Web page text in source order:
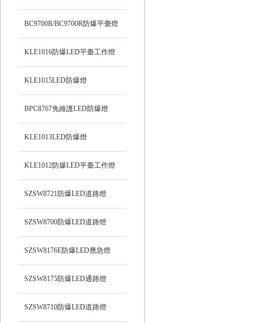
BC9700R/BC9700R防爆平臺燈
KLE1016防爆LED平臺工作燈
KLE1015LED防爆燈
BPC8767免維護LED防爆燈
KLE1013LED防爆燈
KLE1012防爆LED平臺工作燈
SZSW8721防爆LED道路燈
SZSW8700防爆LED道路燈
SZSW8176E防爆LED應急燈
SZSW8175防爆LED通路燈
SZSW8710防爆LED道路燈